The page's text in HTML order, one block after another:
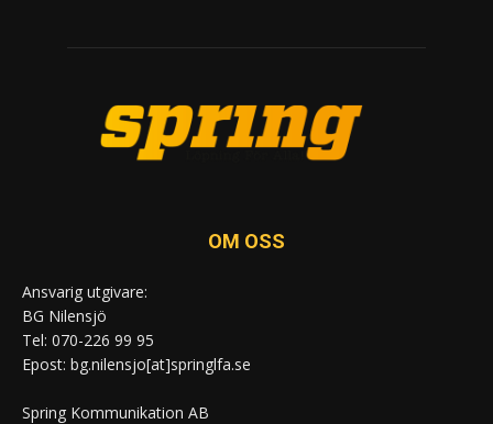
OM OSS
Ansvarig utgivare:
BG Nilensjö
Tel: 070-226 99 95
Epost: bg.nilensjo[at]springlfa.se
Spring Kommunikation AB